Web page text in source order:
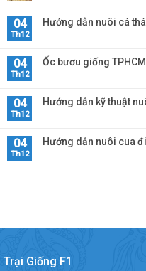
04
Th12
Hướng dẫn nuôi cá
04
Th12
Ốc bươu giống TPHCM
04
Th12
Hướng dẫn kỹ thuật
04
Th12
Hướng dẫn nuôi cua
Trại Giống F1